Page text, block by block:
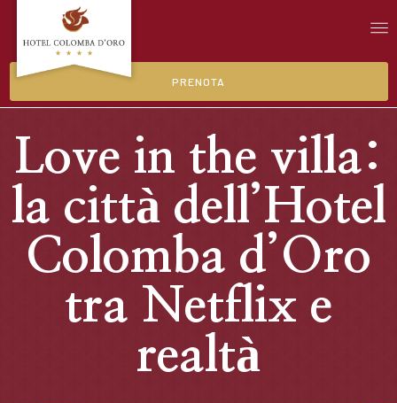
PRENOTA
Love in the villa:
la città dell’Hotel
Colomba d’Oro
tra Netflix e
realtà